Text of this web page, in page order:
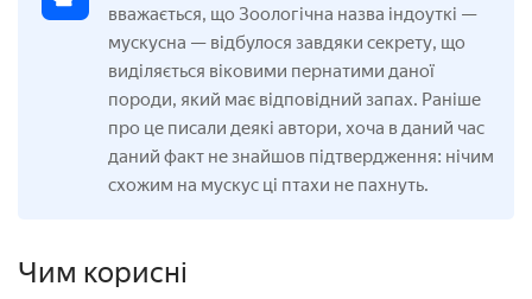
вважається, що Зоологічна назва індоуткі —
мускусна — відбулося завдяки секрету, що
виділяється віковими пернатими даної
породи, який має відповідний запах. Раніше
про це писали деякі автори, хоча в даний час
даний факт не знайшов підтвердження: нічим
схожим на мускус ці птахи не пахнуть.
Чим корисні